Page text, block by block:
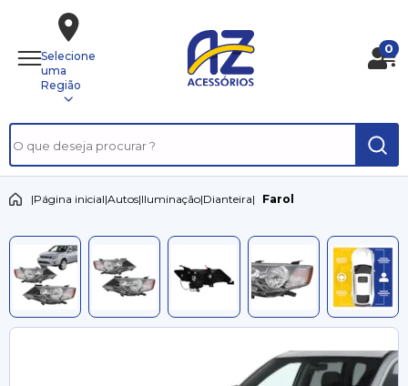
Selecione
uma
Região
0
|Página inicial|Autos|Iluminação|Dianteira| Farol